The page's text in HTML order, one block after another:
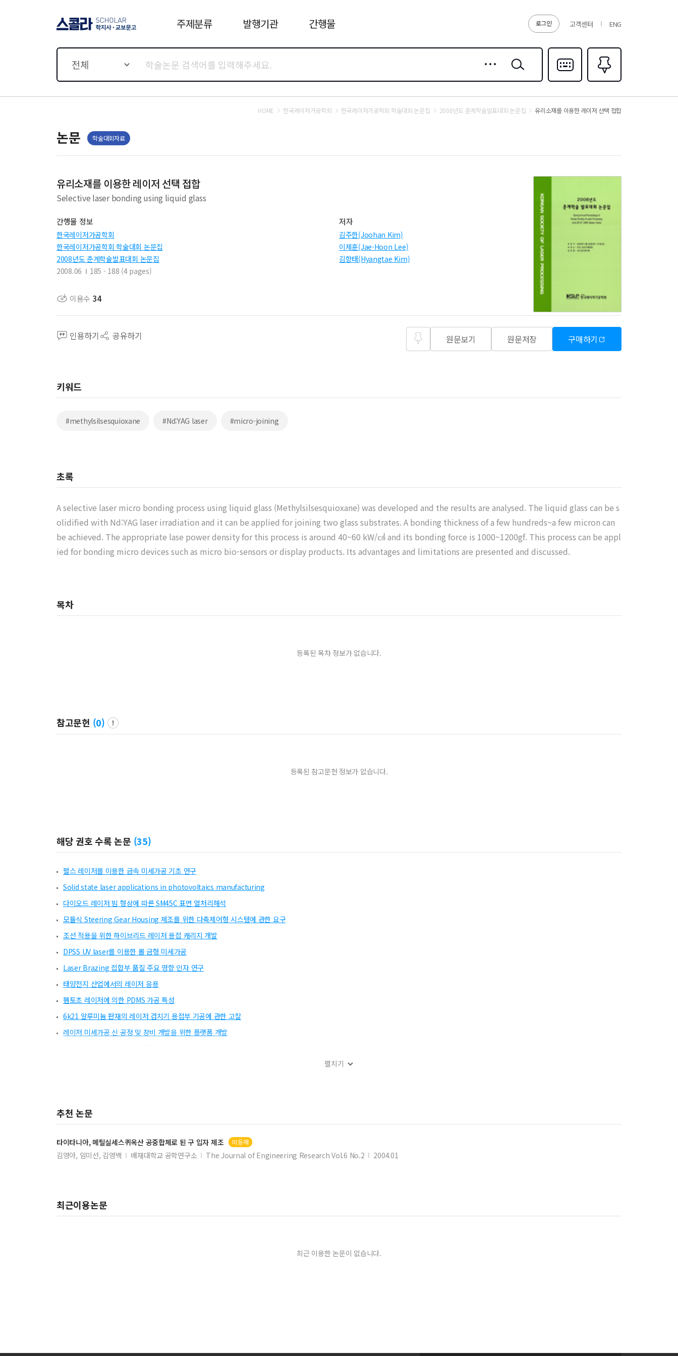
로그인 고객센터 ENG
주제분류 발행기관 간행물
전체
검색
다국어입력
즐겨찾기0
HOME 한국레이저가공학회 한국레이저가공학회 학술대회 논문집 2008년도 춘계학술발표대회 논문집 유리소재를 이용한 레이저 선택 접합
논문 학술대회자료
유리소재를 이용한 레이저 선택 접합
Selective laser bonding using liquid glass
간행물 정보
한국레이저가공학회
한국레이저가공학회 학술대회 논문집
2008년도 춘계학술발표대회 논문집
2008.06
185 - 188 (4 pages)
저자
김주한(Joohan Kim)
이제훈(Jae-Hoon Lee)
김향태(Hyangtae Kim)
이용수 34
인용하기 공유하기 원문보기 원문저장 구매하기
키워드
#methylsilsesquioxane #Nd:YAG laser #micro-joining
초록
A selective laser micro bonding process using liquid glass (Methylsilsesquioxane) was developed and the results are analysed. The liquid glass can be s
olidified with Nd:YAG laser irradiation and it can be applied for joining two glass substrates. A bonding thickness of a few hundreds~a few micron can
be achieved. The appropriate lase power density for this process is around 40~60 kW/㎠ and its bonding force is 1000~1200gf. This process can be appl
ied for bonding micro devices such as micro bio-sensors or display products. Its advantages and limitations are presented and discussed.
목차
등록된 목차 정보가 없습니다.
참고문헌 (0)
등록된 참고문헌 정보가 없습니다.
해당 권호 수록 논문 (35)
펄스 레이저를 이용한 금속 미세가공 기초 연구
Solid state laser applications in photovoltaics manufacturing
다이오드 레이저 빔 형상에 따른 SM45C 표면 열처리해석
모듈식 Steering Gear Housing 제조를 위한 다축제어형 시스템에 관한 요구
조선 적용을 위한 하이브리드 레이저 용접 캐리지 개발
DPSS UV laser를 이용한 롤 금형 미세가공
Laser Brazing 접합부 품질 주요 영향 인자 연구
태양전지 산업에서의 레이저 응용
펨토초 레이저에 의한 PDMS 가공 특성
6k21 알루미늄 판재의 레이저 겹치기 용접부 기공에 관한 고찰
레이저 미세가공 신 공정 및 장비 개발을 위한 플랫폼 개발
1000MPa급 DP강의 Nd:YAG 레이저 용접부의 미세 조직 및 경도에 미치는 용접 속도의 영향
평명 반사판을 이용한 레이저 충격파 세정 공정
레이저 예열이 질화규소의 절삭성에 미치는 영향
타이타늄합금의 레이저빔용접성
펼치기
추천 논문
타이타니아, 메틸실세스퀴옥산 공중합체로 된 구 입자 제조 미등재
김영아, 임미선, 김영백 배재대학교 공학연구소 The Journal of Engineering Research Vol.6 No.2 2004.01
최근이용논문
최근 이용한 논문이 없습니다.